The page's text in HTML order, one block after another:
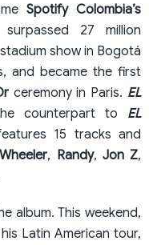
Spotify Colombia’s
27 million
show in Bogotá
and became the first
ceremony in Paris. EL
counterpart to EL
15 tracks and
, Randy, Jon Z,
album. This weekend,
Latin American tour,